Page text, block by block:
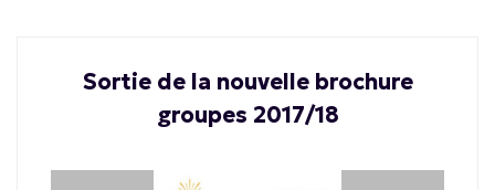
Sortie de la nouvelle brochure
groupes 2017/18